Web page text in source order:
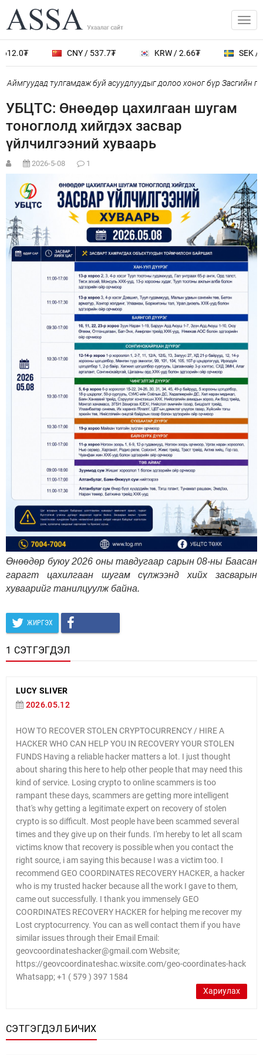
CNY / 537.7₮ KRW / 2.66₮ SEK /
тулгамдаж буй асуудлуудыг долоо хоног бүр Засгийн
УБЦТС: Өнөөдөр цахилгаан шугам
тоноглолд хийгдэх засвар
үйлчилгээний хуваарь
2026-5-08 1
Өнөөдөр буюу 2026 оны тавдугаар сарын 08-ны Баасан
гарагт цахилгаан шугам сүлжээнд хийх засварын
хуваарийг танилцуулж байна.
ЖИРГЭХ
1 СЭТГЭГДЭЛ
LUCY SLIVER
2026.05.12
HOW TO RECOVER STOLEN CRYPTOCURRENCY / HIRE A
HACKER WHO CAN HELP YOU IN RECOVERY YOUR STOLEN
FUNDS Having a reliable hacker matters a lot. I just thought
about sharing this here to help other people that may need this
kind of service. Losing crypto to online scammers is too
rampant these days, scammers are getting more intelligent
that's why getting a legitimate expert on recovery of stolen
crypto is so difficult. Most people have been scammed several
times and they give up on their funds. I'm hereby to let all scam
victims know that recovery is possible when you contact the
right source, i am saying this because I was a victim too. I
recommend GEO COORDINATES RECOVERY HACKER, a hacker
who is my trusted hacker because all the work I gave to them,
came out successfully. I thank you immensely GEO
COORDINATES RECOVERY HACKER for helping me recover my
Lost cryptocurrency. You can as well contact them if you have
similar issues through their Email Email:
geovcoordinateshacker@gmail.com Website;
https://geovcoordinateshac.wixsite.com/geo-coordinates-hack
Whatsapp; +1 ( 579 ) 397 1584
Хариулах
СЭТГЭГДЭЛ БИЧИХ